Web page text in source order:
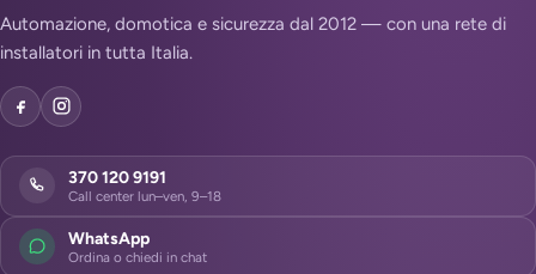
Automazione, domotica e sicurezza dal 2012 — con una rete di
installatori in tutta Italia.
370 120 9191
Call center lun–ven, 9–18
WhatsApp
Ordina o chiedi in chat